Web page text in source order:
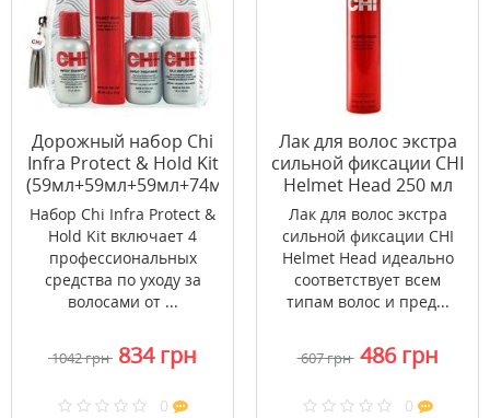
Дорожный набор Сhi
Infra Protect & Hold Kit
(59мл+59мл+59мл+74мл)
Набор Сhi Infra Protect &
Hold Kit включает 4
профессиональных
средства по уходу за
волосами от ...
1042 грн 834 грн
0
Лак для волос экстра
сильной фиксации CHI
Helmet Head 250 мл
Лак для волос экстра
сильной фиксации CHI
Helmet Head идеально
соответствует всем
типам волос и пред...
607 грн 486 грн
0